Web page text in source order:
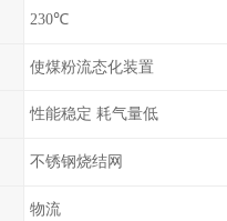
230℃
使煤粉流态化装置
性能稳定 耗气量低
不锈钢烧结网
物流